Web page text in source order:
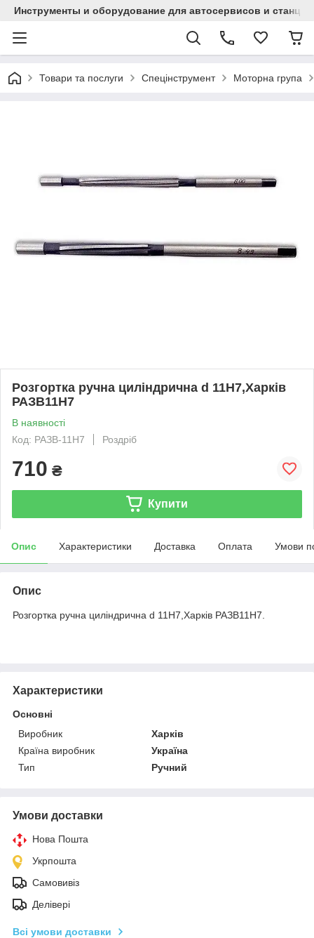
Инструменты и оборудование для автосервисов и
Товари та послуги Спецінструмент Моторна група
Розгортка ручна циліндрична d 11H7,Харків
РАЗВ11Н7
В наявності
Код: РАЗВ-11H7
Роздріб
710 ₴
Купити
Опис Характеристики Доставка Оплата Умови
Опис
Розгортка ручна циліндрична d 11H7,Харків РАЗВ11Н7.
Характеристики
Основні
Виробник
Харків
Країна виробник
Україна
Тип
Ручний
Умови доставки
Нова Пошта
Укрпошта
Самовивіз
Делівері
Всі умови доставки